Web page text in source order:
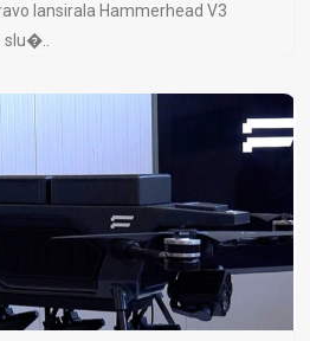
lansirala Hammerhead V3